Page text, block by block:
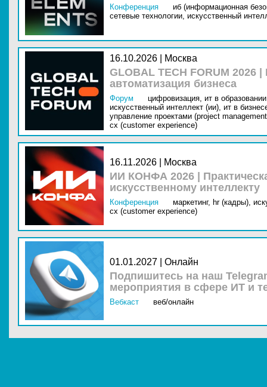
Конференция
иб (информационная
сетевые технологии, искусственный
16.10.2026 | Москва
GLOBAL TECH FORUM
автоматизация бизнеса
Форум цифровизация, ит в
искусственный интеллект (ии), ит в
управление проектами (project
cx (customer experience)
16.11.2026 | Москва
ИИ КОНФА 2026 |
искусственному интеллекту
Конференция маркетинг, hr (кадры),
cx (customer experience)
01.01.2027 | Онлайн
Подпишитесь на наш
мероприятия в сфере ИТ и
Вебкаст веб/онлайн